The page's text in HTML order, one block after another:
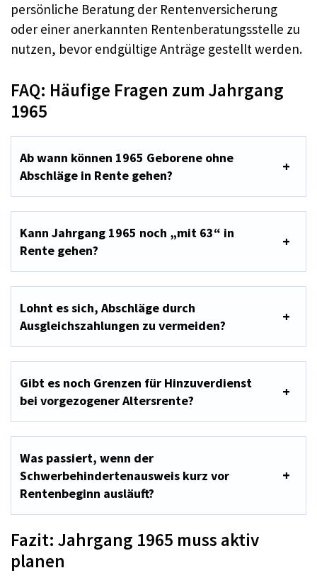
persönliche Beratung der Rentenversicherung
oder einer anerkannten Rentenberatungsstelle zu
nutzen, bevor endgültige Anträge gestellt werden.​
FAQ: Häufige Fragen zum Jahrgang
1965
Ab wann können 1965 Geborene ohne
Abschläge in Rente gehen?
Kann Jahrgang 1965 noch „mit 63“ in
Rente gehen?
Lohnt es sich, Abschläge durch
Ausgleichszahlungen zu vermeiden?
Gibt es noch Grenzen für Hinzuverdienst
bei vorgezogener Altersrente?
Was passiert, wenn der
Schwerbehindertenausweis kurz vor
Rentenbeginn ausläuft?
Fazit: Jahrgang 1965 muss aktiv
planen